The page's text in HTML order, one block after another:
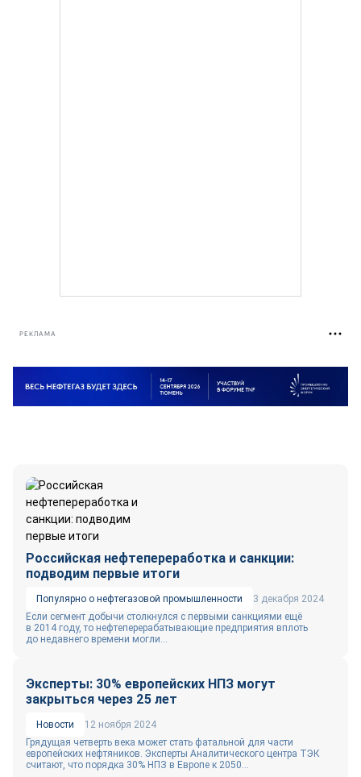
РЕКЛАМА
Российская нефтепереработка и санкции:
подводим первые итоги
Популярно о нефтегазовой промышленности
3 декабря 2024
Если сегмент добычи столкнулся с первыми санкциями ещё
в 2014 году, то нефтеперерабатывающие предприятия вплоть
до недавнего времени могли...
Эксперты: 30% европейских НПЗ могут
закрыться через 25 лет
Новости
12 ноября 2024
Грядущая четверть века может стать фатальной для части
европейских нефтяников. Эксперты Аналитического центра ТЭК
считают, что порядка 30% НПЗ в Европе к 2050...